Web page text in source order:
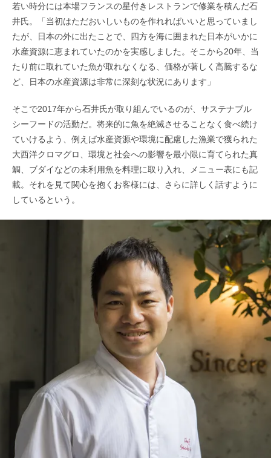
若い時分には本場フランスの星付きレストランで修業を積んだ石
井氏。「当初はただおいしいものを作れればいいと思っていまし
たが、日本の外に出たことで、四方を海に囲まれた日本がいかに
水産資源に恵まれていたのかを実感しました。そこから20年、当
たり前に取れていた魚が取れなくなる、価格が著しく高騰するな
ど、日本の水産資源は非常に深刻な状況にあります」
そこで2017年から石井氏が取り組んでいるのが、サステナブル
シーフードの活動だ。将来的に魚を絶滅させることなく食べ続け
ていけるよう、例えば水産資源や環境に配慮した漁業で獲られた
大西洋クロマグロ、環境と社会への影響を最小限に育てられた真
鯛、ブダイなどの未利用魚を料理に取り入れ、メニュー表にも記
載。それを見て関心を抱くお客様には、さらに詳しく話すように
しているという。